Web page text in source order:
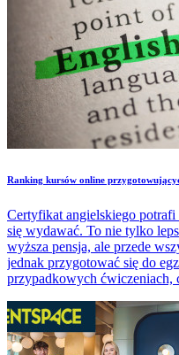
​Ranking kursów online
Certyfikat angielskiego
się wydawać. To nie tylko
wyższa pensja, ale przede
jednak przygotować się do
przypadkowych ćwiczeniach,
ranking kursów angielskiego
dla siebie!